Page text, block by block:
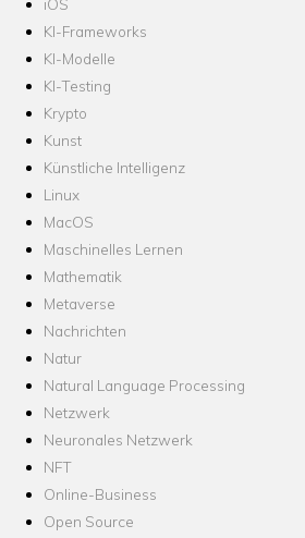
iOS
KI-Frameworks
KI-Modelle
KI-Testing
Krypto
Kunst
Künstliche Intelligenz
Linux
MacOS
Maschinelles Lernen
Mathematik
Metaverse
Nachrichten
Natur
Natural Language Processing
Netzwerk
Neuronales Netzwerk
NFT
Online-Business
Open Source